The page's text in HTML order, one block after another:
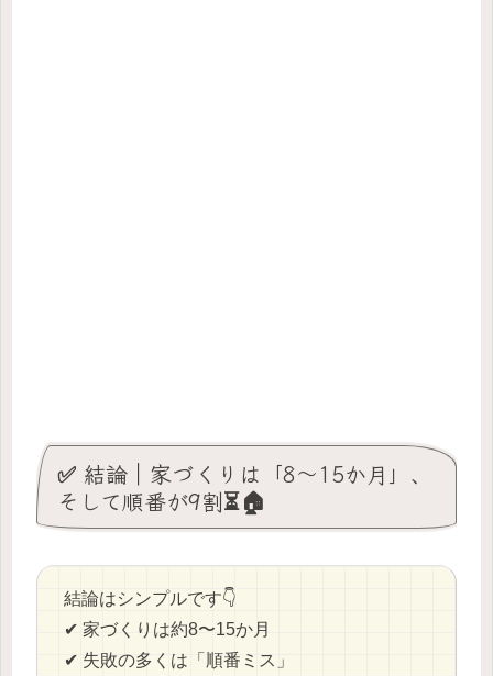
✅ 結論｜家づくりは「8〜15か月」、
そして順番が9割⏳🏠
結論はシンプルです👇
✔ 家づくりは約8〜15か月
✔ 失敗の多くは「順番ミス」